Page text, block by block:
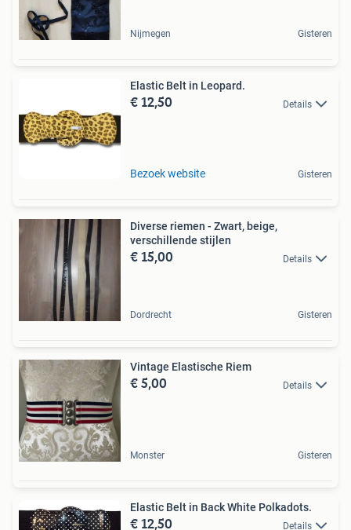
Nijmegen Gisteren
Elastic Belt in Leopard.
€ 12,50 Details
Bezoek website Gisteren
Diverse riemen - Zwart, beige,
verschillende stijlen
€ 15,00 Details
Dordrecht Gisteren
Vintage Elastische Riem
€ 5,00 Details
Monster Gisteren
Elastic Belt in Back White Polkadots.
€ 12,50 Details